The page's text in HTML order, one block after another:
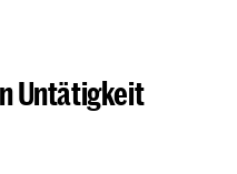
Untätigkeit